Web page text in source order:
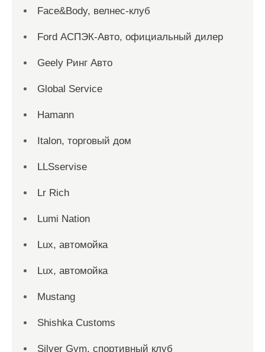
Face&Body, велнес-клуб
Ford АСПЭК-Авто, официальный дилер
Geely Ринг Авто
Global Service
Hamann
Italon, торговый дом
LLSservise
Lr Rich
Lumi Nation
Lux, автомойка
Lux, автомойка
Mustang
Shishka Customs
Silver Gym, спортивный клуб